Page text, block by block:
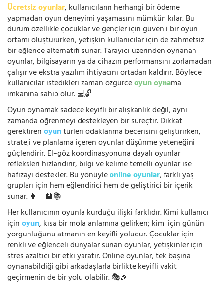
Ücretsiz oyunlar, kullanıcıların herhangi bir ödeme
yapmadan oyun deneyimi yaşamasını mümkün kılar. Bu
durum özellikle çocuklar ve gençler için güvenli bir oyun
ortamı oluştururken, yetişkin kullanıcılar için de zahmetsiz
bir eğlence alternatifi sunar. Tarayıcı üzerinden oynanan
oyunlar, bilgisayarın ya da cihazın performansını zorlamadan
çalışır ve ekstra yazılım ihtiyacını ortadan kaldırır. Böylece
kullanıcılar istedikleri zaman özgürceoyun oynama
imkanına sahip olur. 💻🔓
Oyun oynamak sadece keyifli bir alışkanlık değil, aynı
zamanda öğrenmeyi destekleyen bir süreçtir. Dikkat
gerektirenoyuntürleri odaklanma becerisini geliştirirken,
strateji ve planlama içeren oyunlar düşünme yeteneğini
güçlendirir. El–göz koordinasyonuna dayalı oyunlar
refleksleri hızlandırır, bilgi ve kelime temelli oyunlar ise
hafızayı destekler. Bu yönüyleonline oyunlar, farklı yaş
grupları için hem eğlendirici hem de geliştirici bir içerik
sunar. 👩🏻‍🏫📚
Her kullanıcının oyunla kurduğu ilişki farklıdır. Kimi kullanıcı
içinoyun, kısa bir mola anlamına gelirken; kimi için günün
yorgunluğunu atmanın en keyifli yoludur. Çocuklar için
renkli ve eğlenceli dünyalar sunan oyunlar, yetişkinler için
stres azaltıcı bir etki yaratır. Online oyunlar, tek başına
oynanabildiği gibi arkadaşlarla birlikte keyifli vakit
geçirmenin de bir yolu olabilir. 🎭🎉